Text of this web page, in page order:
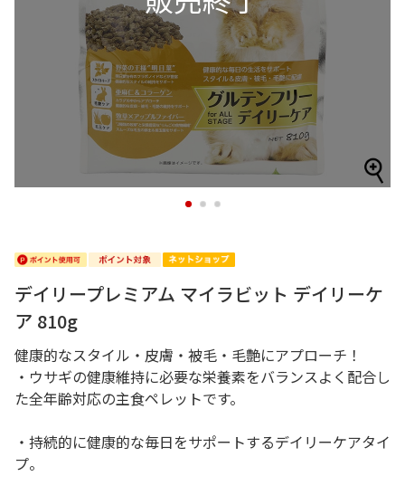
1 2 3
デイリープレミアム マイラビット デイリーケ
ア 810g
健康的なスタイル・皮膚・被毛・毛艶にアプローチ！
・ウサギの健康維持に必要な栄養素をバランスよく配合し
た全年齢対応の主食ペレットです。
・持続的に健康的な毎日をサポートするデイリーケアタイ
プ。